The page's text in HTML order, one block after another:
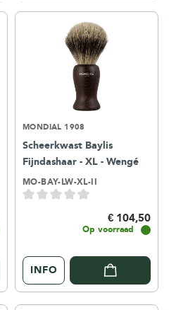
MONDIAL 1908
Scheerkwast Baylis
Fijndashaar - XL - Wengé
MO-BAY-LW-XL-II
€ 104,50
Op voorraad
INFO